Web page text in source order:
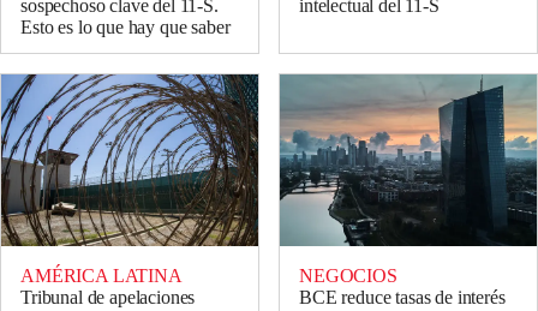
sospechoso clave del 11-S.
Esto es lo que hay que saber
intelectual del 11-S
AMÉRICA LATINA
Tribunal de apelaciones
NEGOCIOS
BCE reduce tasas de interés